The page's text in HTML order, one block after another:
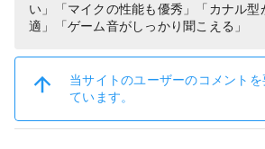
い」「マイクの性能も優秀」「カナル型
適」「ゲーム音がしっかり聞こえる」
当サイトのユーザーのコメント
ています。